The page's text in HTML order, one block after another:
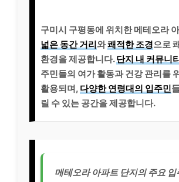
구미시 구평동에 위치한 메테오라
넓은 동간 거리와쾌적한 조경으로
환경을 제공합니다.단지 내 커뮤니
주민들의 여가 활동과 건강 관리를
활용되며, 다양한 연령대의 입주민
릴 수 있는 공간을 제공합니다.
메테오라 아파트 단지의 주요 입